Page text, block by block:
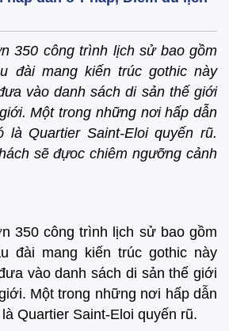
350 công trình lịch sử bao gồm
đài mang kiến trúc gothic này
vào danh sách di sản thế giới
Một trong những nơi hấp dẫn
là Quartier Saint-Eloi quyến rũ.
sẽ đựoc chiêm ngưỡng cảnh
350 công trình lịch sử bao gồm
đài mang kiến trúc gothic này
vào danh sách di sản thế giới
Một trong những nơi hấp dẫn
Quartier Saint-Eloi quyến rũ.